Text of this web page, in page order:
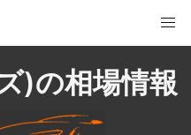
)の相場情報